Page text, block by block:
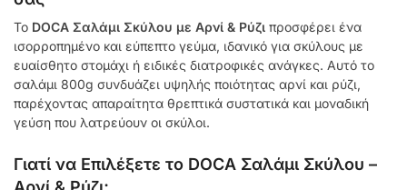
Το DOCA Σαλάμι Σκύλου με Αρνί & Ρύζι προσφέρει ένα
ισορροπημένο και εύπεπτο γεύμα, ιδανικό για σκύλους με
ευαίσθητο στομάχι ή ειδικές διατροφικές ανάγκες. Αυτό το
σαλάμι 800g συνδυάζει υψηλής ποιότητας αρνί και ρύζι,
παρέχοντας απαραίτητα θρεπτικά συστατικά και μοναδική
γεύση που λατρεύουν οι σκύλοι.
Γιατί να Επιλέξετε το DOCA Σαλάμι Σκύλου –